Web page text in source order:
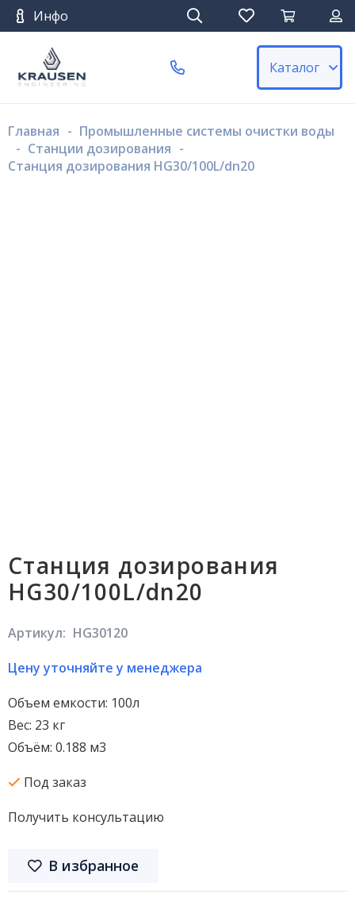
Инфо
Каталог
Главная - Промышленные системы очистки воды
- Станции дозирования -
Станция дозирования HG30/100L/dn20
Станция дозирования
HG30/100L/dn20
Артикул: HG30120
Цену уточняйте у менеджера
Объем емкости: 100л
Вес: 23 кг
Объём: 0.188 м3
Под заказ
Получить консультацию
В избранное